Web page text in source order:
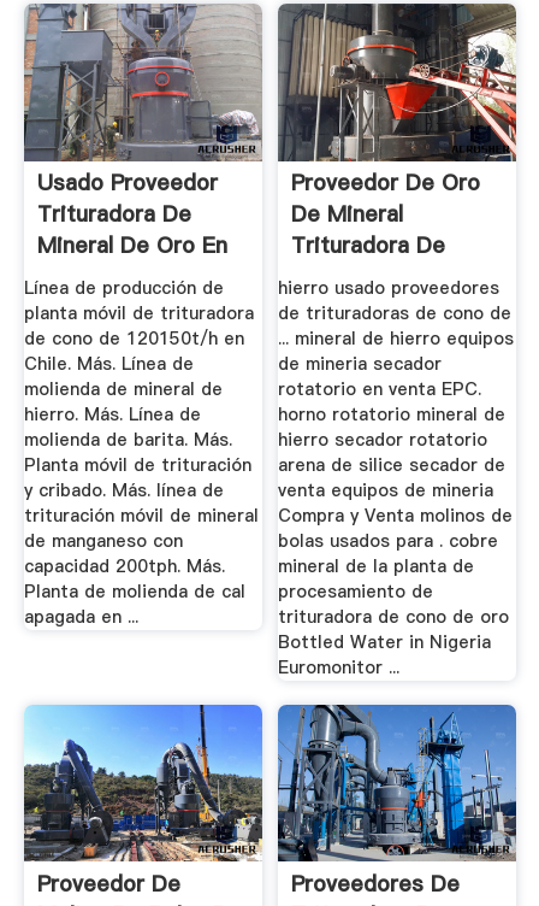
Usado Proveedor
Trituradora De
Mineral De Oro En
Indonessia
Línea de producción de
planta móvil de trituradora
de cono de 120150t/h en
Chile. Más. Línea de
molienda de mineral de
hierro. Más. Línea de
molienda de barita. Más.
Planta móvil de trituración
y cribado. Más. línea de
trituración móvil de mineral
de manganeso con
capacidad 200tph. Más.
Planta de molienda de cal
apagada en ...
Proveedor De Oro
De Mineral
Trituradora De
Cono En Nigeria
hierro usado proveedores
de trituradoras de cono de
... mineral de hierro equipos
de mineria secador
rotatorio en venta EPC.
horno rotatorio mineral de
hierro secador rotatorio
arena de silice secador de
venta equipos de mineria
Compra y Venta molinos de
bolas usados para . cobre
mineral de la planta de
procesamiento de
trituradora de cono de oro
Bottled Water in Nigeria
Euromonitor ...
Proveedor De
Proveedores De